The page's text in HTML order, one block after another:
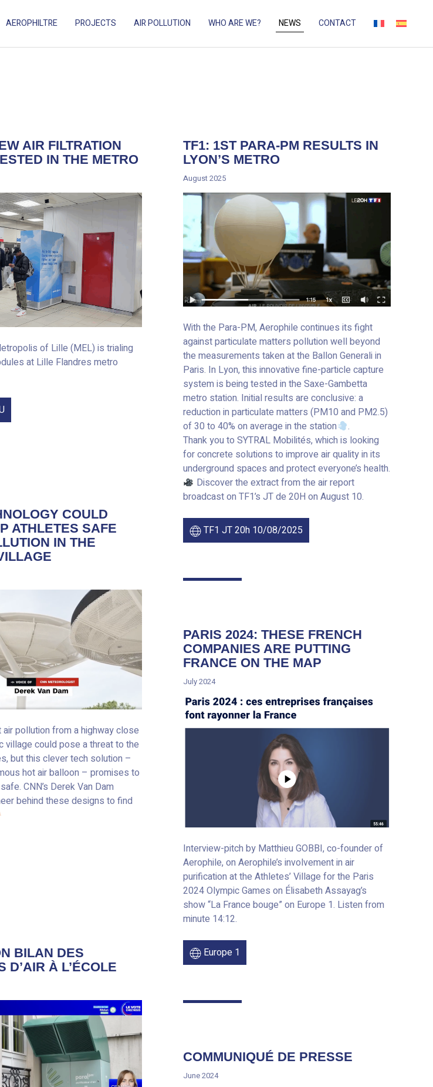
AEROPHILTRE PROJECTS AIR POLLUTION WHO ARE WE? NEWS CONTACT
AIR FILTRATION
IN THE METRO
of Lille (MEL) is trialing
at Lille Flandres metro
TF1: 1ST PARA-PM RESULTS IN
LYON’S METRO
August 2025
With the Para-PM, Aerophile continues its fight
against particulate matters pollution well beyond
the measurements taken at the Ballon Generali in
Paris. In Lyon, this innovative fine-particle capture
system is being tested in the Saxe-Gambetta
metro station. Initial results are conclusive: a
reduction in particulate matters (PM10 and PM2.5)
of 30 to 40% on average in the station
.
Thank you to SYTRAL Mobilités, which is looking
for concrete solutions to improve air quality in its
underground spaces and protect everyone’s health.
Discover the extract from the air report
broadcast on TF1’s JT de 20H on August 10.
TF1 JT 20h 10/08/2025
COULD
ATHLETES SAFE
IN THE
pollution from a highway close
village could pose a threat to the
but this clever tech solution –
hot air balloon – promises to
CNN’s Derek Van Dam
behind these designs to find
PARIS 2024: THESE FRENCH
COMPANIES ARE PUTTING
FRANCE ON THE MAP
July 2024
Interview-pitch by Matthieu GOBBI, co-founder of
Aerophile, on Aerophile’s involvement in air
purification at the Athletes’ Village for the Paris
2024 Olympic Games on Élisabeth Assayag’s
show “La France bouge” on Europe 1. Listen from
minute 14:12.
Europe 1
BILAN DES
D’AIR À L’ÉCOLE
COMMUNIQUÉ DE PRESSE
June 2024